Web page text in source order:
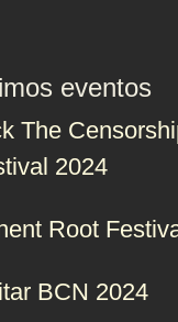
eventos
The
2024
Root
BCN 2024